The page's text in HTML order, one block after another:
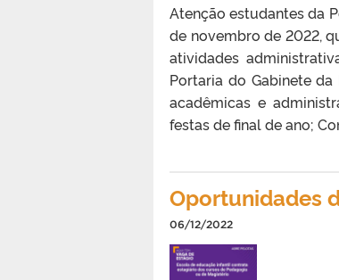
Atenção estudantes da
de novembro de 2022,
atividades
Portaria do Gabinete
acadêmicas e
festas de final de ano;
Oportunidades
06/12/2022